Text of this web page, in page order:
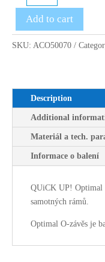
Add to cart
SKU: ACO50070
Description
Additional
Materiál a tech.
Informace o balení
QUiCK UP! Optimal
samotných rámů.
Optimal O-závěs je